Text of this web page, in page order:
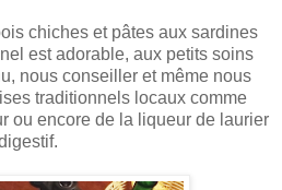
chiches et pâtes aux sardines
est adorable, aux petits soins
nous conseiller et même nous
traditionnels locaux comme
ou encore de la liqueur de laurier